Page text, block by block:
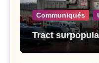
Communiqués
Tract